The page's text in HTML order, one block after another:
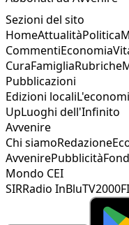
Sezioni del sito
HomeAttualitàPolitica
CommentiEconomia
CuraFamigliaRubriche
Pubblicazioni
Edizioni locali
UpLuoghi dell'Infinito
Avvenire
Chi siamoRedazione
AvvenirePubblicità
Mondo CEI
SIRRadio InBluTV2000